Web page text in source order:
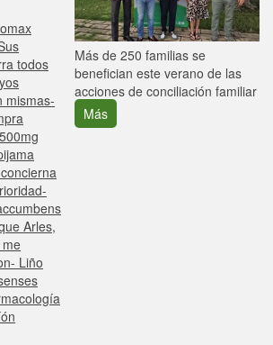
todos
mismas-
Arles,
Liño
Más de 250 familias se
benefician este verano de las
acciones de conciliación familiar
Más